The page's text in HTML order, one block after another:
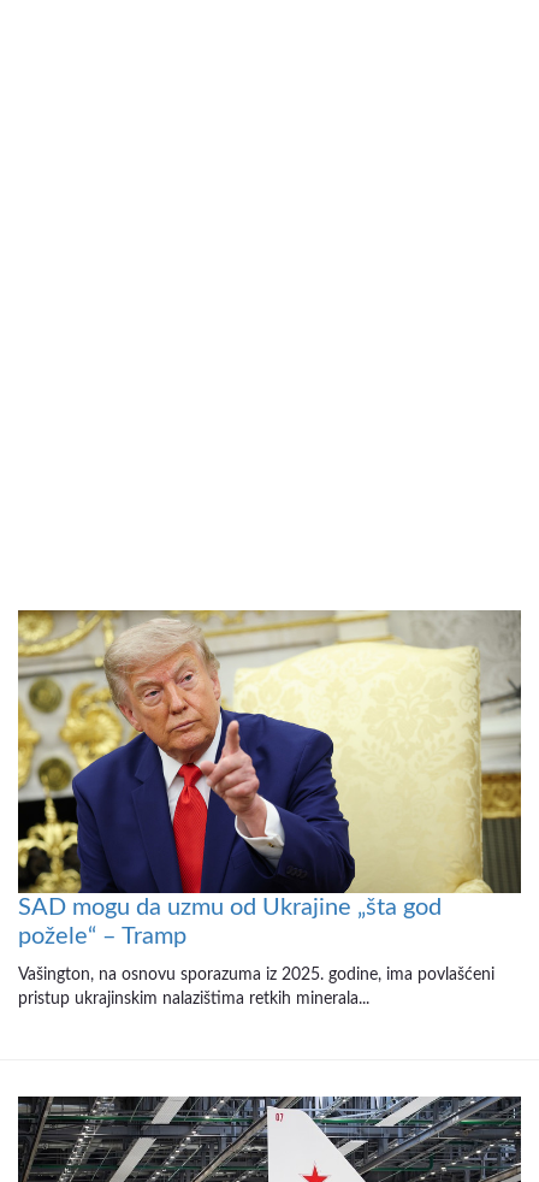
SAD mogu da uzmu od Ukrajine „šta god
požele“ – Tramp
Vašington, na osnovu sporazuma iz 2025. godine, ima povlašćeni
pristup ukrajinskim nalazištima retkih minerala...